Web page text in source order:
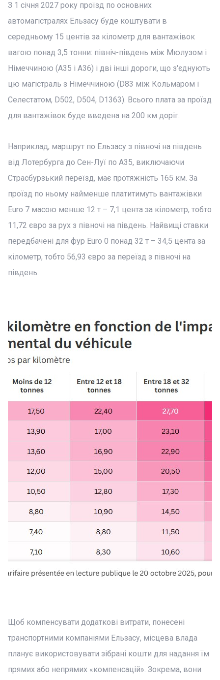
З 1 січня 2027 року проїзд по основних
автомагістралях Ельзасу буде коштувати в
середньому 15 центів за кілометр для вантажівок
вагою понад 3,5 тонни: північ-південь між Мюлузом і
Німеччиною (A35 і A36) і дві інші дороги, що з'єднують
цю магістраль з Німеччиною (D83 між Кольмаром і
Селестатом, D502, D504, D1363). Всього плата за проїзд
для вантажівок буде введена на 200 км доріг.
Наприклад, маршрут по Ельзасу з півночі на південь
від Лотербурга до Сен-Луї по A35, виключаючи
Страсбурзький переїзд, має протяжність 165 км. За
проїзд по ньому найменше платитимуть вантажівки
Euro 7 масою менше 12 т – 7,1 цента за кілометр, тобто
11,72 євро за рух з півночі на південь. Найвищі ставки
передбачені для фур Euro 0 понад 32 т – 34,5 цента за
кілометр, тобто 56,93 євро за переїзд з півночі на
південь.
Щоб компенсувати додаткові витрати, понесені
транспортними компаніями Ельзасу, місцева влада
планує використовувати зібрані кошти для надання їм
прямих або непрямих «компенсацій». Зокрема, вони